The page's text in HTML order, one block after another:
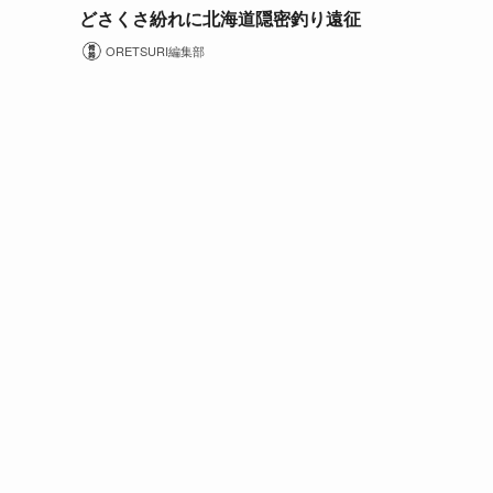
どさくさ紛れに北海道隠密釣り遠征
ORETSURI編集部